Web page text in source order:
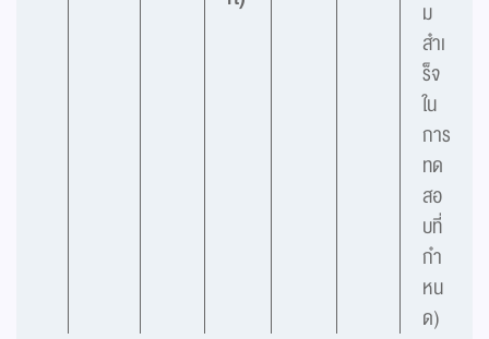
ม
สำเ
ร็จ
ใน
การ
ทด
สอ
บที่
กำ
หน
ด)